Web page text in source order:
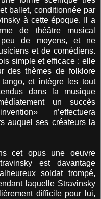
ballet, conditionnée par
à cette époque. Il a
de théâtre musical
de moyens, et ne
et de comédiens.
simple et efficace : elle
des thèmes de folklore
et intègre les tout
dans la musique
un succès
n’effectuera
auquel ses créateurs la
cet opus une oeuvre
est davantage
soldat trompé,
laquelle Stravinsky
difficile pour lui,